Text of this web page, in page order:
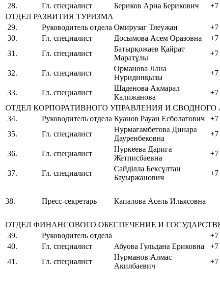
28.
Гл. специалист Бериков Арна Берикович
+7
ОТДЕЛ РАЗВИТИЯ ТУРИЗМА
29.
Руководитель отдела Омирузаг Тлеужан
+7
30.
Гл. специалист Досымова Асем Оразовна
+7
31.
Гл. специалист
Батырқожаев Қайрат
Маратұлы
+7
32. Гл. специалист
Орманова Лана
Нуридинқызы
+7
33. Гл. специалист
Шаденова Акмарал
Калижанова
+7
ОТДЕЛ КОРПОРАТИВНОГО УПРАВЛЕНИЯ И СВОДНОГО
34.
Руководитель отдела Куанов Рауан Есболатович
+7
35.
Гл. специалист
Нурмагамбетова Динара
Дауренбековна
+7
36. Гл. специалист
Нуркеева Дарига
Жетписбаевна
+7
37. Гл. cпециалист
Сайділла Бексұлтан
Бауыржанович
+7
38. Пресс-секретарь Капалова Асель Ильясовна
ОТДЕЛ ФИНАНСОВОГО ОБЕСПЕЧЕНИЕ И
39.
Руководитель отдела
+7
40.
Гл. специалист Абуова Гульдана Ериковна
+7
41.
Гл. специалист
Нурманов Алмас
Акилбаевич
+7